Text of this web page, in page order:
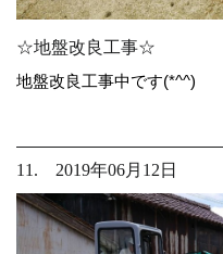
☆地盤改良工事☆
地盤改良工事中です(*^^)
11. 2019年06月12日